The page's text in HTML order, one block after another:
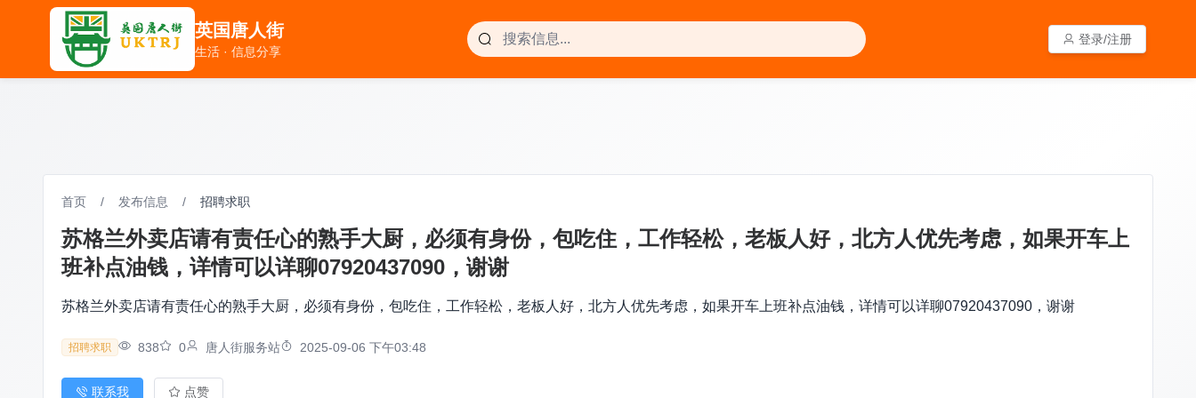
英国唐人街
生活 · 信息分享
登录/注册
英国唐人街
生活 · 信息分享
登录/注册
首页 / 发布信息 / 招聘求职
苏格兰外卖店请有责任心的熟手大厨，必须有身份，包吃住，工作轻松，老板人好，北方人优先考虑，如果开车上
班补点油钱，详情可以详聊07920437090，谢谢
苏格兰外卖店请有责任心的熟手大厨，必须有身份，包吃住，工作轻松，老板人好，北方人优先考虑，如果开车上班补点油钱，详情可以详聊07920437090，谢谢
招聘求职 838 0 唐人街服务站 2025-09-06 下午03:48
联系我 点赞